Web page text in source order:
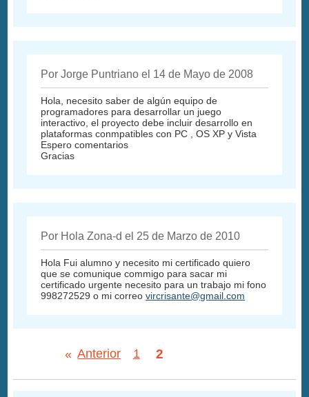
Por Jorge Puntriano el 14 de Mayo de 2008
Hola, necesito saber de algún equipo de
programadores para desarrollar un juego
interactivo, el proyecto debe incluir desarrollo en
plataformas conmpatibles con PC , OS XP y Vista
Espero comentarios
Gracias
Por Hola Zona-d el 25 de Marzo de 2010
Hola Fui alumno y necesito mi certificado quiero
que se comunique commigo para sacar mi
certificado urgente necesito para un trabajo mi fono
998272529 o mi correovircrisante@gmail.com
« Anterior 1 2